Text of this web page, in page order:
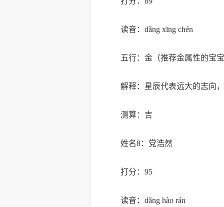
读音：dǎng xīng chén
五行：金（推荐金属性的宝
解释：星辰代表远大的志向
测算：吉
姓名8：党浩然
打分：95
读音：dǎng hào rán